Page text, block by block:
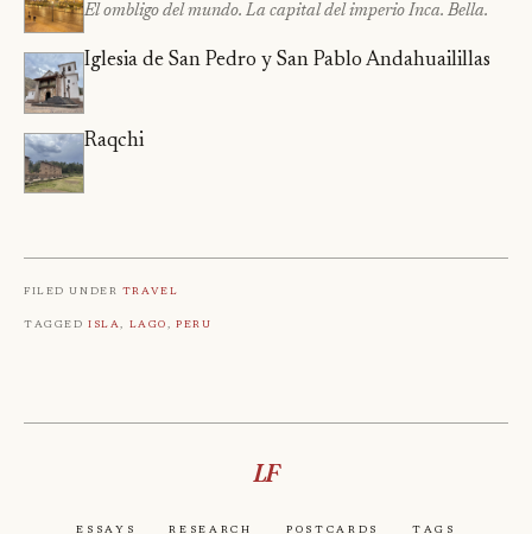
El ombligo del mundo. La capital del imperio Inca. Bella.
Iglesia de San Pedro y San Pablo Andahuailillas
Raqchi
Filed under Travel
TaggedIsla, Lago, Peru
LF
Essays Research Postcards Tags